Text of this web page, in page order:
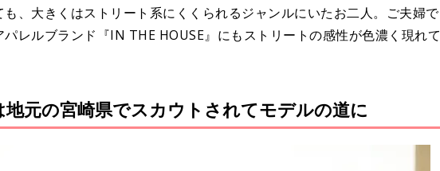
、大きくはストリート系にくくられるジャンルにいたお二人。ご夫婦で
レルブランド『IN THE HOUSE』にもストリートの感性が色濃く現れて
元の宮崎県でスカウトされてモデルの道に